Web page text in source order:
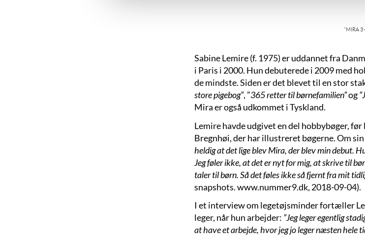
”MIRA 3
Sabine Lemire (f. 1975) er uddannet fra
i Paris i 2000. Hun debuterede i 2009 med
de mindste. Siden er det blevet til en stor
store pigebog”, ”365 retter til børnefamilien”og
Mira er også udkommet i Tyskland.
Lemire havde udgivet en del hobbybøger,
Bregnhøi, der har illustreret bøgerne. Om
heldig at det lige blev Mira, der blev min debut.
Jeg føler ikke, at det er nyt for mig, at skrive til
taler til børn. Så det føles ikke så fjernt fra mit
snapshots. www.nummer9.dk, 2018-09-04).
I et interview om legetøjsminder fortæller
leger, når hun arbejder: ”Jeg leger egentlig
at have et arbejde, hvor jeg jo leger næsten hele